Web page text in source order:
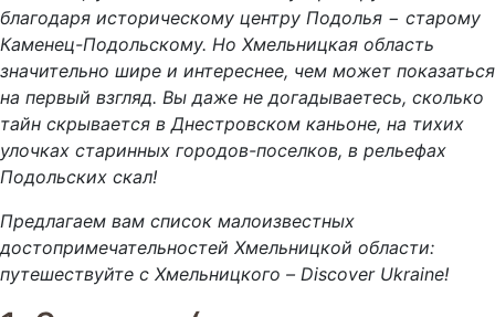
благодаря историческому центру Подолья − старому
Каменец-Подольскому. Но Хмельницкая область
значительно шире и интереснее, чем может показаться
на первый взгляд. Вы даже не догадываетесь, сколько
тайн скрывается в Днестровском каньоне, на тихих
улочках старинных городов-поселков, в рельефах
Подольских скал!
Предлагаем вам список малоизвестных
достопримечательностей Хмельницкой области:
путешествуйте с Хмельницкого – Discover Ukraine!